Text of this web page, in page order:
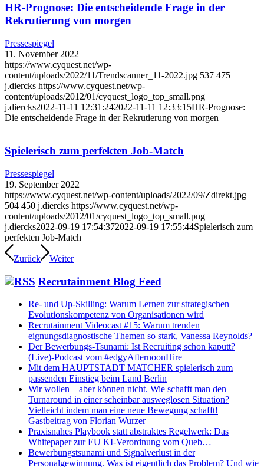
HR-Prognose: Die entscheidende Frage in der
Rekrutierung von morgen
Pressespiegel
11. November 2022
https://www.cyquest.net/wp-
content/uploads/2022/11/Trendscanner_11-2022.jpg 537 475
j.diercks https://www.cyquest.net/wp-
content/uploads/2012/01/cyquest_logo_top_small.png
j.diercks2022-11-11 12:31:242022-11-11 12:33:15HR-Prognose:
Die entscheidende Frage in der Rekrutierung von morgen
Spielerisch zum perfekten Job-Match
Pressespiegel
19. September 2022
https://www.cyquest.net/wp-content/uploads/2022/09/Zdirekt.jpg
504 450 j.diercks https://www.cyquest.net/wp-
content/uploads/2012/01/cyquest_logo_top_small.png
j.diercks2022-09-19 17:54:372022-09-19 17:55:44Spielerisch zum
perfekten Job-Match
Zurück Weiter
Recrutainment Blog Feed
Re- und Up-Skilling: Warum Lernen zur strategischen
Evolutionskompetenz von Organisationen wird
Recrutainment Videocast #15: Warum trenden
eignungsdiagnostische Themen so stark, Vanessa Reynolds?
Der Bewerbungs-Tsunami: Ist Recruiting schon kaputt?
(Live)-Podcast vom #edgyAfternoonHire
Mit dem HAUPTSTADT MATCHER spielerisch zum
passenden Einstieg beim Land Berlin
Wir wollen – aber können nicht. Wie schafft man den
Turnaround in einer scheinbar ausweglosen Situation?
Vielleicht indem man eine neue Bewegung schafft!
Gastbeitrag von Florian Wurzer
Praxisnahes Playbook statt abstraktes Regelwerk: Das
Whitepaper zur EU KI-Verordnung vom Queb…
Bewerbungstsunami und Signalverlust in der
Personalgewinnung. Was ist eigentlich das Problem? Und wie